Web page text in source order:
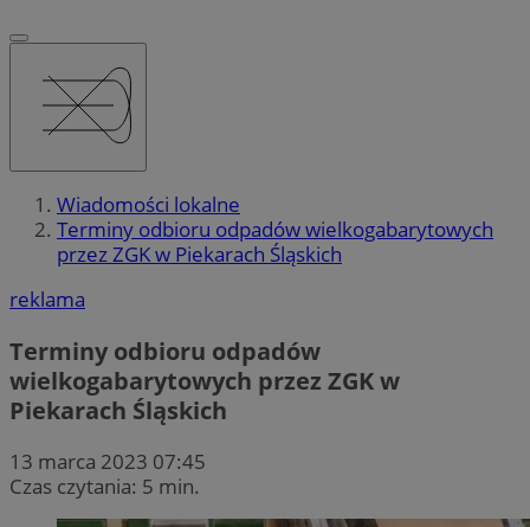
Wiadomości lokalne
Terminy odbioru odpadów wielkogabarytowych
przez ZGK w Piekarach Śląskich
reklama
Terminy odbioru odpadów
wielkogabarytowych przez ZGK w
Piekarach Śląskich
13 marca 2023 07:45
Czas czytania: 5 min.